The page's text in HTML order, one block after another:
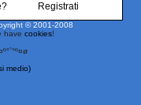
Registrati
© 2001-2008
have cookies!
medio)